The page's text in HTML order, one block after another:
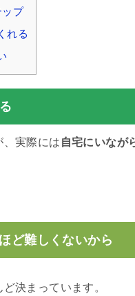
ップ
れる
、実際には 自宅にいなが
ど難しくないから
決まっています。